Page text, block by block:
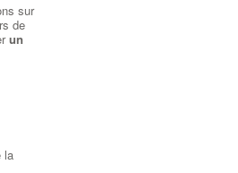
sur
de
un
la